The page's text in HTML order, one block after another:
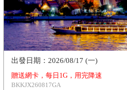
贈送網卡，每日1G，用完降速
BKKJX260817GA
2026/08/17 (一)